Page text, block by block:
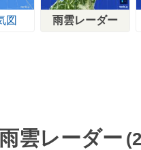
図 雨雲レーダー
雲レーダー